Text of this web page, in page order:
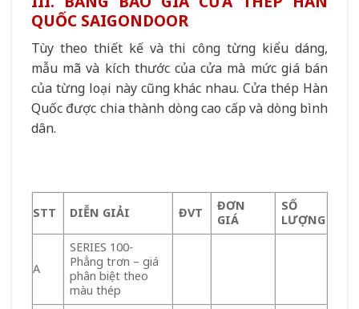
QUỐC SAIGONDOOR
Tùy theo thiết kế và thi công từng kiểu dáng,
mẫu mã và kích thước của cửa mà mức giá bán
của từng loại này cũng khác nhau. Cửa thép Hàn
Quốc được chia thành dòng cao cấp và dòng bình
dân.
STT DIỄN GIẢI ĐVT
ĐƠN
GIÁ
SỐ
LƯỢNG
A
SERIES 100-
Phẳng trơn – giá
phân biệt theo
màu thép